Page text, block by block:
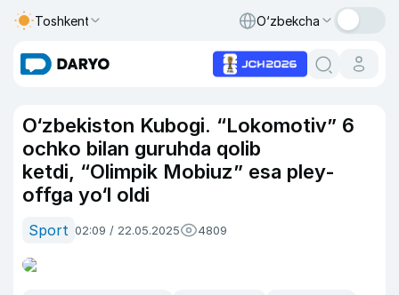
Toshkent O‘zbekcha
O‘zbekiston Kubogi. “Lokomotiv” 6
ochko bilan guruhda qolib
ketdi, “Olimpik Mobiuz” esa pley-
offga yo‘l oldi
Sport 02:09 / 22.05.2025 4809